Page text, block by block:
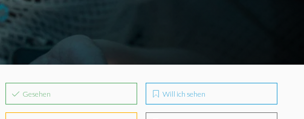
Gesehen Will ich sehen